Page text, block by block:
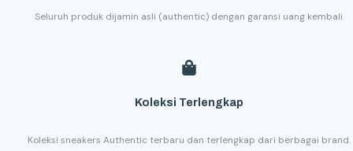
Seluruh produk dijamin asli (authentic) dengan garansi uang kembali.
Koleksi Terlengkap
Koleksi sneakers Authentic terbaru dan terlengkap dari berbagai brand.